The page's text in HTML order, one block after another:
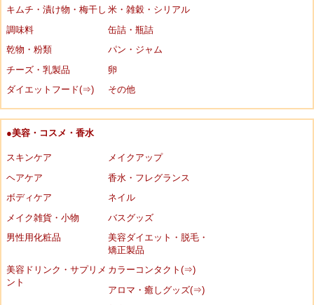
キムチ・漬け物・梅干し 米・雑穀・シリアル
調味料
缶詰・瓶詰
乾物・粉類
パン・ジャム
チーズ・乳製品
卵
ダイエットフード(⇒)
その他
●美容・コスメ・香水
スキンケア
メイクアップ
ヘアケア
香水・フレグランス
ボディケア
ネイル
メイク雑貨・小物
バスグッズ
男性用化粧品
美容ダイエット・脱毛・
矯正製品
美容ドリンク・サプリメ
ント
カラーコンタクト(⇒)
アロマ・癒しグッズ(⇒)